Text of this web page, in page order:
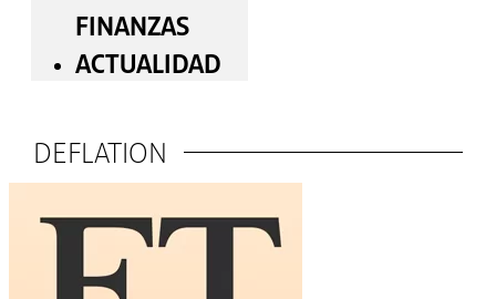
FINANZAS
ACTUALIDAD
DEFLATION